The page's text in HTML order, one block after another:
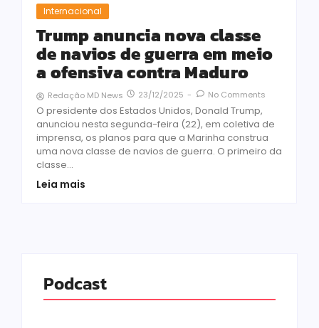
Internacional
Trump anuncia nova classe
de navios de guerra em meio
a ofensiva contra Maduro
Redação MD News 23/12/2025 - No Comments
O presidente dos Estados Unidos, Donald Trump,
anunciou nesta segunda-feira (22), em coletiva de
imprensa, os planos para que a Marinha construa
uma nova classe de navios de guerra. O primeiro da
classe...
Leia mais
Podcast